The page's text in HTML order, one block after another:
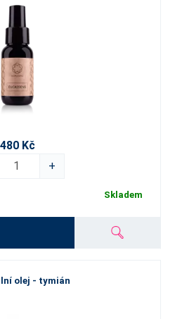
480 Kč
+
Skladem
olej - tymián